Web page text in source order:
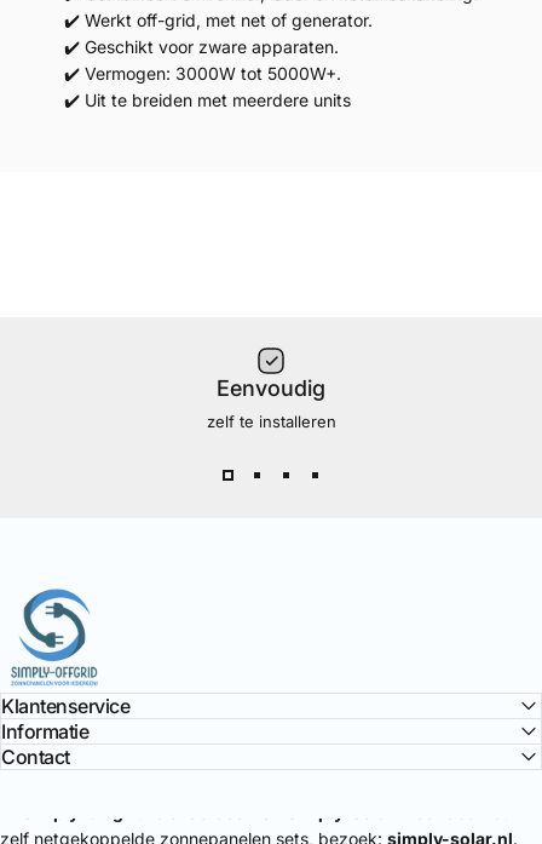
✔️ Werkt off-grid, met net of generator.
✔️ Geschikt voor zware apparaten.
✔️ Vermogen: 3000W tot 5000W+.
✔️ Uit te breiden met meerdere units
Eenvoudig
zelf te installeren
Simply Offgrid
Klantenservice
Informatie
Contact
zelf netgekoppelde zonnepanelen sets, bezoek: simply-solar.nl.